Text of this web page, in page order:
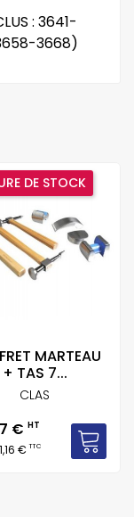
: 3641-
3668)
MARTEAU
+ TAS 7...
CLAS
€ HT
€TTC
DE STOCK